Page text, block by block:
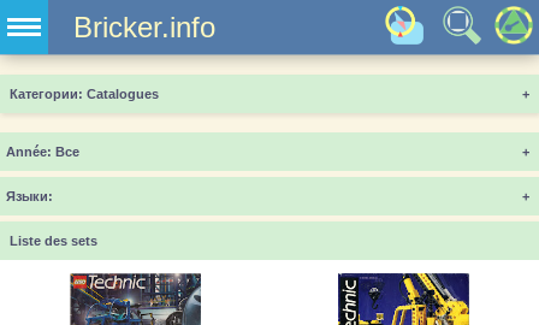
Bricker.info
Категории +
Année +
Языки +
Liste des sets